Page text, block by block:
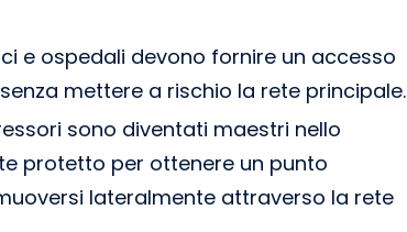
e ospedali devono fornire un accesso
mettere a rischio la rete principale.
sono diventati maestri nello
protetto per ottenere un punto
lateralmente attraverso la rete